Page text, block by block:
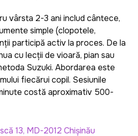
vârsta 2-3 ani includ cântece,
simple (clopotele,
participă activ la proces. De la
cu lecții de vioară, pian sau
Suzuki. Abordarea este
fiecărui copil. Sesiunile
costă aproximativ 500-
13, MD-2012 Chișinău